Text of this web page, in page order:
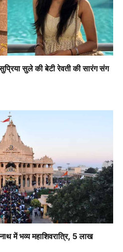
सुले की बेटी रेवती की सारंग संग
में भव्य महाशिवरात्रि, 5 लाख